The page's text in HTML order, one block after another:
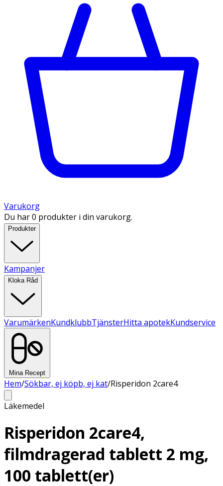
Varukorg
Du har 0 produkter i din varukorg.
Produkter
Kampanjer
Kloka Råd
VarumärkenKundklubbTjänsterHitta apotekKundservice
Mina Recept
Hem/Sökbar, ej köpb, ej kat/Risperidon 2care4
Läkemedel
Risperidon 2care4,
filmdragerad tablett 2 mg,
100 tablett(er)